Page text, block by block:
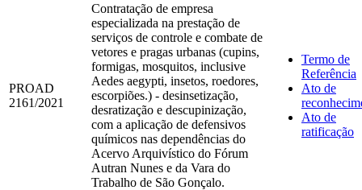
PROAD
2161/2021
Contratação de empresa
especializada na prestação de
serviços de controle e combate de
vetores e pragas urbanas (cupins,
formigas, mosquitos, inclusive
Aedes aegypti, insetos, roedores,
escorpiões.) ‐ desinsetização,
desratização e descupinização,
com a aplicação de defensivos
químicos nas dependências do
Acervo Arquivístico do Fórum
Autran Nunes e da Vara do
Trabalho de São Gonçalo.
Termo de
Referência
Ato de
Ato de
ratificação